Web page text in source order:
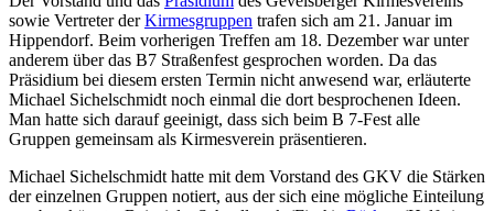
sowie Vertreter derKirmesgruppen trafen sich am 21. Januar im
Hippendorf. Beim vorherigen Treffen am 18. Dezember war unter
anderem über das B7 Straßenfest gesprochen worden. Da das
Präsidium bei diesem ersten Termin nicht anwesend war, erläuterte
Michael Sichelschmidt noch einmal die dort besprochenen Ideen.
Man hatte sich darauf geeinigt, dass sich beim B 7-Fest alle
Gruppen gemeinsam als Kirmesverein präsentieren.
Michael Sichelschmidt hatte mit dem Vorstand des GKV die Stärken
der einzelnen Gruppen notiert, aus der sich eine mögliche Einteilung